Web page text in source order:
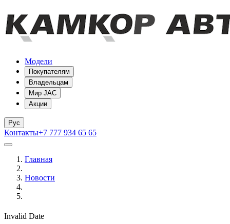
Модели
Покупателям
Владельцам
Мир JAC
Акции
Рус
Контакты+7 777 934 65 65
Главная
Новости
Invalid Date